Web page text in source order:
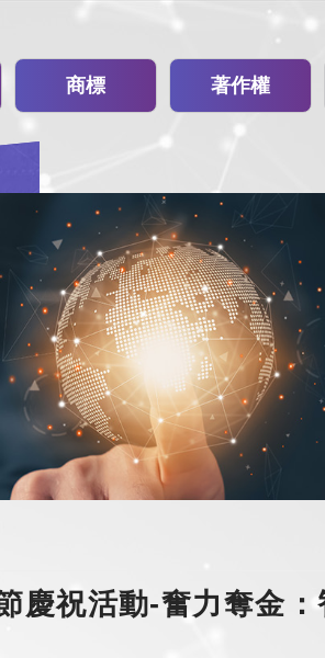
商標 著作權
祝活動-奮力奪金：